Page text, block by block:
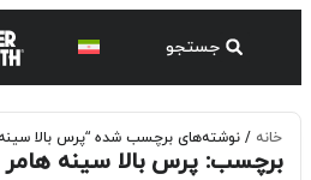
خانه / نوشته‌های برچسب شده “پرس بالا
برچسب: پرس بالا سینه هامر